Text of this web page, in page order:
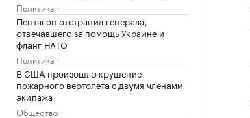
Политика
Пентагон отстранил генерала,
отвечавшего за помощь Украине и
фланг НАТО
Политика
В США произошло крушение
пожарного вертолета с двумя членами
экипажа
Общество